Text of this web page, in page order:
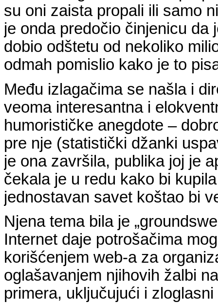
su oni zaista propali ili samo
je onda predočio činjenicu da
dobio odštetu od nekoliko
odmah pomislio kako je to
Među izlagačima se našla i
veoma interesantna i
humorističke anegdote –
pre nje (statistički džanki
je ona završila, publika joj je
čekala je u redu kako bi
jednostavan savet koštao bi
Njena tema bila je
Internet daje potrošačima
korišćenjem web-a za
oglašavanjem njihovih žalbi
primera, uključujući i